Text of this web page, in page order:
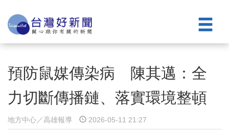
預防鼠媒傳染病 陳其邁：全
力切斷傳播鏈、落實環境整頓
地方中心／高雄報導 2026-05-11 21:27